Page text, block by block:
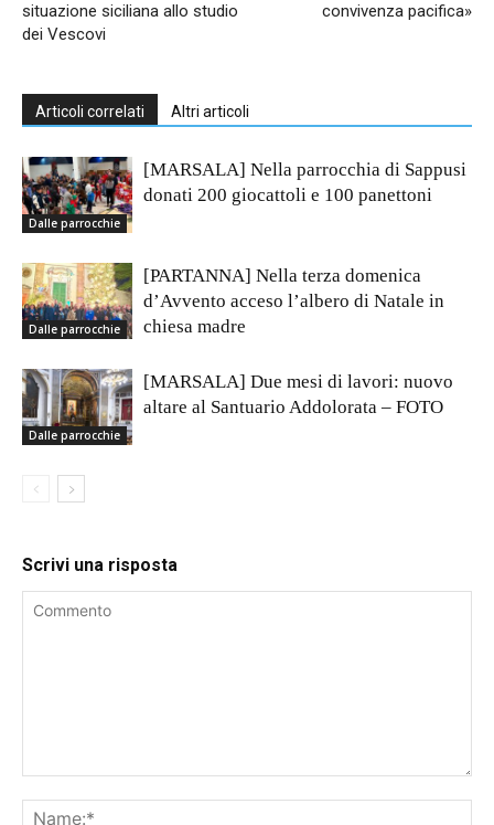
situazione siciliana allo studio
dei Vescovi
convivenza pacifica»
Articoli correlati Altri articoli
Dalle parrocchie
[MARSALA] Nella parrocchia di Sappusi
donati 200 giocattoli e 100 panettoni
Dalle parrocchie
[PARTANNA] Nella terza domenica
d’Avvento acceso l’albero di Natale in
chiesa madre
Dalle parrocchie
[MARSALA] Due mesi di lavori: nuovo
altare al Santuario Addolorata – FOTO
Scrivi una risposta